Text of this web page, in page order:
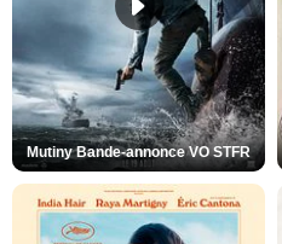
Mutiny Bande-annonce VO STFR